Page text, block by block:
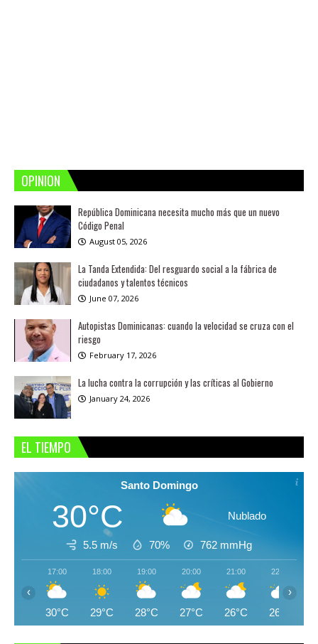
OPINION
República Dominicana necesita mucho más que un nuevo
Código Penal
August 05, 2026
La Tanda Extendida: Del resguardo social a la fábrica de
ciudadanos y talentos técnicos
June 07, 2026
Autopistas Dominicanas: cuando la velocidad se cruza con el
riesgo
February 17, 2026
La lucha contra la corrupción y las críticas al Gobierno
January 24, 2026
EL TIEMPO
Santo Domingo
30°C Nublado
5.5 m/s 70% 762 mmHg
17:00
30°C
18:00
29°C
19:00
28°C
20:00
27°C
21:00
26°C
22:00
26°C
‹ ›